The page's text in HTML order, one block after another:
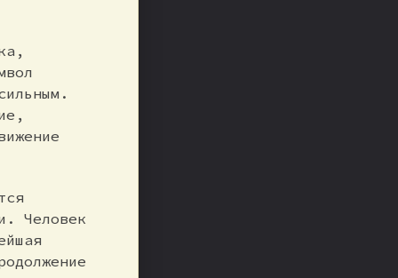
Человек